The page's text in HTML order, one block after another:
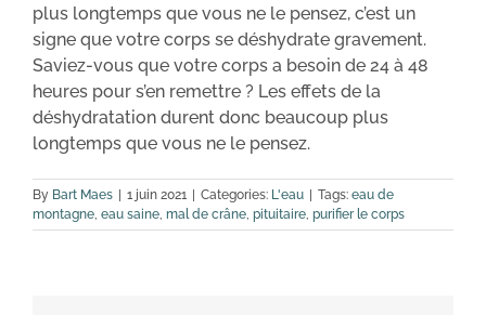
plus longtemps que vous ne le pensez, c’est un
signe que votre corps se déshydrate gravement.
Saviez-vous que votre corps a besoin de 24 à 48
heures pour s’en remettre ? Les effets de la
déshydratation durent donc beaucoup plus
longtemps que vous ne le pensez.
By Bart Maes 1 juin 2021 Categories: L'eau Tags: eau de
montagne, eau saine, mal de crâne, pituitaire, purifier le corps